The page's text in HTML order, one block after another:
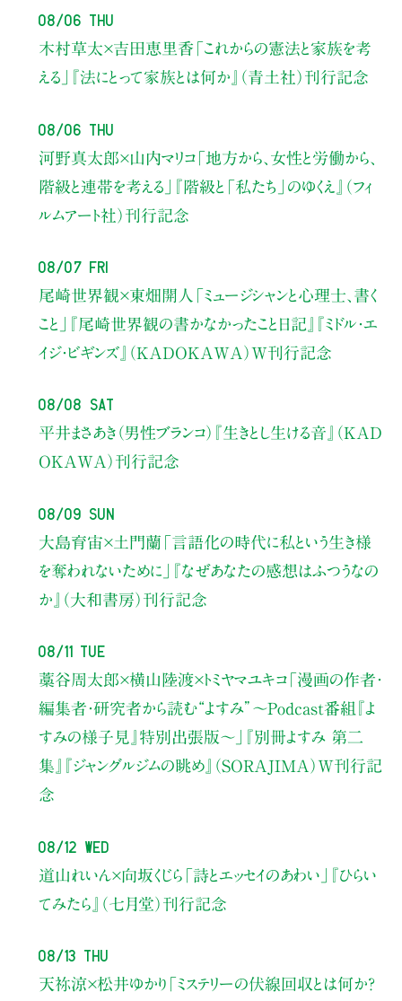
08/06 Thu
木村草太×吉田恵里香 「これからの憲法と家族を考
える」
『法にとって家族とは何か』（青土社）刊行記念
08/06 Thu
河野真太郎×山内マリコ「地方から、女性と労働から、
階級と連帯を考える」
『階級と「私たち」のゆくえ』（フィ
ルムアート社）刊行記念
08/07 Fri
尾崎世界観×東畑開人
「ミュージシャンと心理士、書く
こと」
『尾崎世界観の書かなかったこと日記』『ミドル・エ
イジ・ビギンズ』（KADOKAWA）W刊行記念
08/08 Sat
平井まさあき（男性ブランコ）
『生きとし生ける音』（KAD
OKAWA）刊行記念
08/09 Sun
大島育宙×土門蘭 「言語化の時代に私という生き様
を奪われないために」
『なぜあなたの感想はふつうなの
か』（大和書房）刊行記念
08/11 Tue
藁谷周太郎×横山陸渡×トミヤマユキコ「漫画の作者・
編集者・研究者から読む“よすみ” 〜Podcast番組『よ
すみの様子見』特別出張版〜」
『別冊よすみ 第二
集』『ジャングルジムの眺め』（SORAJIMA）W刊行記
念
08/12 Wed
道山れいん×向坂くじら 「詩とエッセイのあわい」
『ひらい
てみたら』（七月堂）刊行記念
08/13 Thu
天祢涼×松井ゆかり 「ミステリーの伏線回収とは何か？